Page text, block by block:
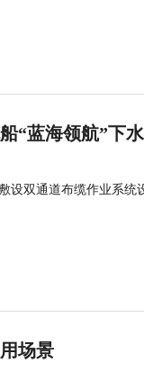
“蓝海领航”下水
设双通道布缆作业系统
场景